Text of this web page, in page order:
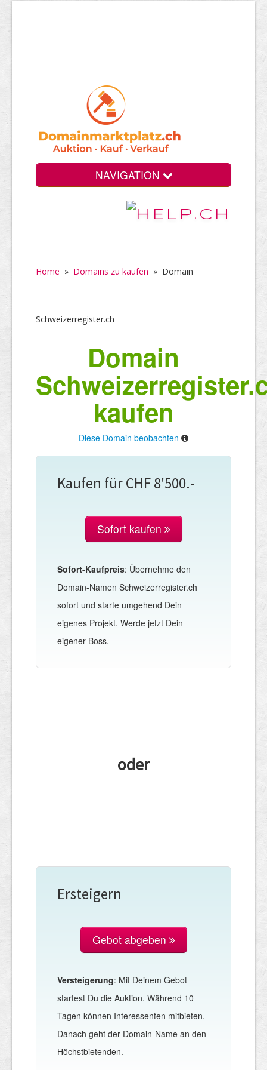
NAVIGATION
Home » Domains zu kaufen » Domain
Schweizerregister.ch
Domain
kaufen
Diese Domain beobachten
Kaufen für CHF 8'500.-
Sofort kaufen
Sofort-Kaufpreis: Übernehme den
Domain-Namen Schweizerregister.ch
sofort und starte umgehend Dein
eigenes Projekt. Werde jetzt Dein
eigener Boss.
oder
Ersteigern
Gebot abgeben
Versteigerung: Mit Deinem Gebot
startest Du die Auktion. Während 10
Tagen können Interessenten mitbieten.
Danach geht der Domain-Name an den
Höchstbietenden.